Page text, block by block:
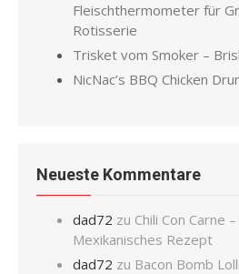
Fleischthermometer für
Rotisserie
Trisket vom Smoker –
NicNac’s BBQ Chicken
Neueste Kommentare
dad72 zu Chili Con Carne
Mexikanisches Rezept
dad72 zu Bacon Bomb